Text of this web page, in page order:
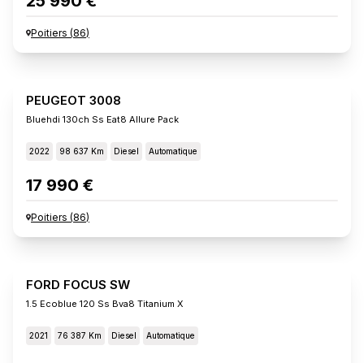
Poitiers (86)
PEUGEOT 3008
Bluehdi 130ch Ss Eat8 Allure Pack
2022 98 637 Km Diesel Automatique
17 990 €
Poitiers (86)
FORD FOCUS SW
1.5 Ecoblue 120 Ss Bva8 Titanium X
2021 76 387 Km Diesel Automatique